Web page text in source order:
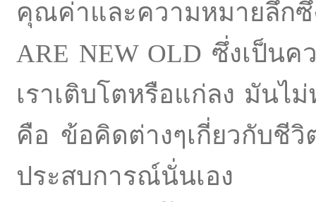
คุณค่าและความหมายลึ
ARE NEW OLD ซึ่งเป็น
เราเติบโตหรือแก่ลง มันไ
คือ ข้อคิดต่างๆเกี่ยวกับชี
ประสบการณ์นั่นเอง